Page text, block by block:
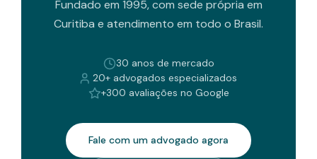
Fundado em 1995, com sede própria em
Curitiba e atendimento em todo o Brasil.
30 anos de mercado
20+ advogados especializados
+300 avaliações no Google
Fale com um advogado agora